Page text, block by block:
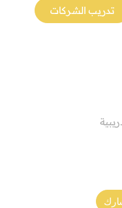
تدريب الشركات
Article